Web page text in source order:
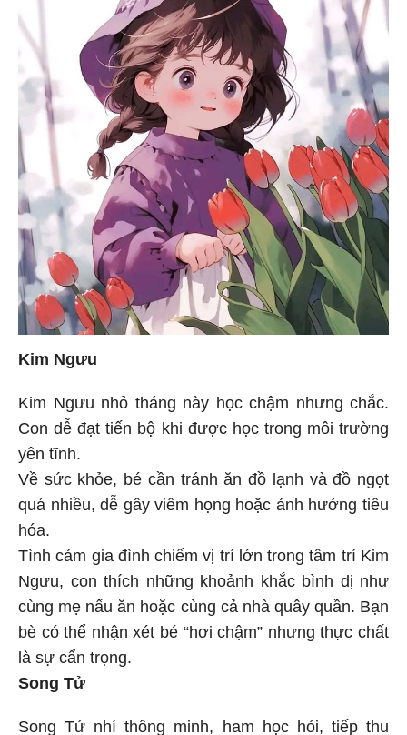
Kim Ngưu
Kim Ngưu nhỏ tháng này học chậm nhưng chắc.
Con dễ đạt tiến bộ khi được học trong môi trường
yên tĩnh.
Về sức khỏe, bé cần tránh ăn đồ lạnh và đồ ngọt
quá nhiều, dễ gây viêm họng hoặc ảnh hưởng tiêu
hóa.
Tình cảm gia đình chiếm vị trí lớn trong tâm trí Kim
Ngưu, con thích những khoảnh khắc bình dị như
cùng mẹ nấu ăn hoặc cùng cả nhà quây quần. Bạn
bè có thể nhận xét bé “hơi chậm” nhưng thực chất
là sự cẩn trọng.
Song Tử
Song Tử nhí thông minh, ham học hỏi, tiếp thu